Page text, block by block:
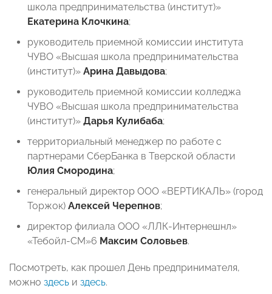
школа предпринимательства (институт)»
Екатерина Клочкина;
руководитель приемной комиссии института
ЧУВО «Высшая школа предпринимательства
(институт)» Арина Давыдова;
руководитель приемной комиссии колледжа
ЧУВО «Высшая школа предпринимательства
(институт)» Дарья Кулибаба;
территориальный менеджер по работе с
партнерами СберБанка в Тверской области
Юлия Смородина;
генеральный директор ООО «ВЕРТИКАЛЬ» (город
Торжок) Алексей Черепнов;
директор филиала ООО «ЛЛК-Интернешнл»
«Тебойл-СМ»6 Максим Соловьев.
Посмотреть, как прошел День предпринимателя,
можно здесь и здесь.